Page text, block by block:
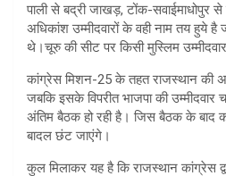
पाली से बद्री जाखड़, टोंक-सवाईमाधोपुर से
अधिकांश उम्मीदवारों के वही नाम तय हुये
थे।चूरु की सीट पर किसी मुस्लिम
कांग्रेस मिशन-25 के तहत राजस्थान की
जबकि इसके विपरीत भाजपा की
अंतिम बैठक हो रही है। जिस बैठक के बाद
बादल छंट जाएंगे।
कुल मिलाकर यह है कि राजस्थान कांग्रेस